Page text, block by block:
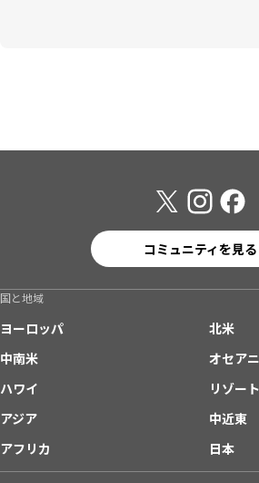
コミュニティを見る
国と地域
ヨーロッパ
北米
中南米
オセア
ハワイ
リゾート
アジア
中近東
アフリカ
日本